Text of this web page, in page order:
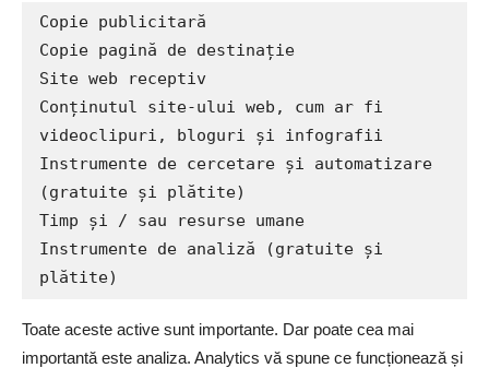
Copie publicitară
Copie pagină de destinație
Site web receptiv
Conținutul site-ului web, cum ar fi
videoclipuri, bloguri și infografii
Instrumente de cercetare și automatizare
(gratuite și plătite)
Timp și / sau resurse umane
Instrumente de analiză (gratuite și
plătite)
Toate aceste active sunt importante. Dar poate cea mai
importantă este analiza. Analytics vă spune ce funcționează și